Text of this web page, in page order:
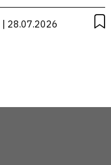
| 28.07.2026